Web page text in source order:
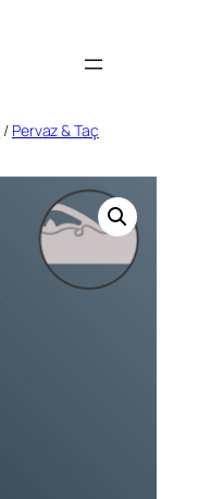
/ Pervaz & Taç